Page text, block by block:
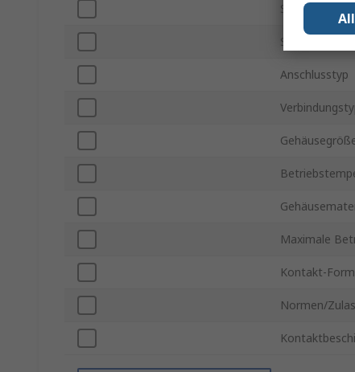
Serie
Spannung
Anschlusstyp
Maximale
Kontakt-
Normen/